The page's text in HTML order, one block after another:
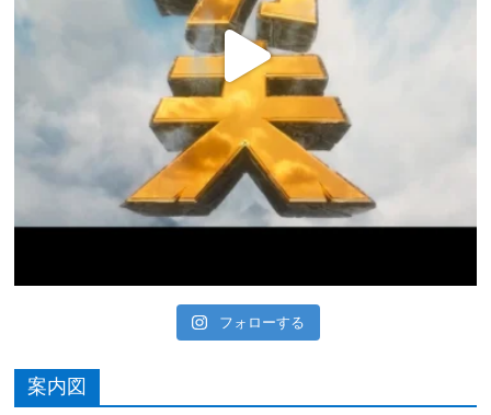
フォローする
案内図